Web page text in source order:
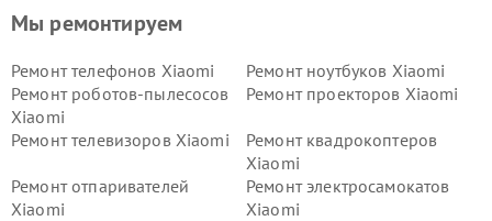
Мы ремонтируем
Ремонт телефонов Xiaomi
Ремонт ноутбуков Xiaomi
Ремонт роботов-пылесосов
Xiaomi
Ремонт проекторов Xiaomi
Ремонт телевизоров Xiaomi
Ремонт квадрокоптеров
Xiaomi
Ремонт отпаривателей
Xiaomi
Ремонт электросамокатов
Xiaomi